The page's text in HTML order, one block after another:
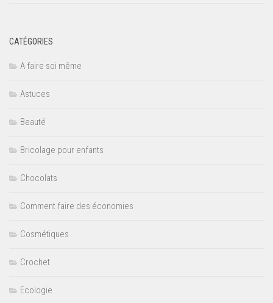
CATÉGORIES
A faire soi même
Astuces
Beauté
Bricolage pour enfants
Chocolats
Comment faire des économies
Cosmétiques
Crochet
Ecologie